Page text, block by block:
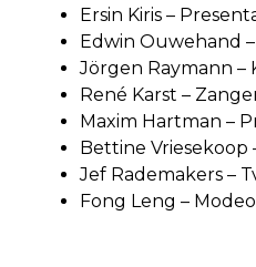
Ersin Kiris –
Edwin Ouwehand –
Jörgen Raymann –
René Karst –
Maxim Hartman –
Bettine Vriesekoop
Jef Rademakers –
Fong Leng –